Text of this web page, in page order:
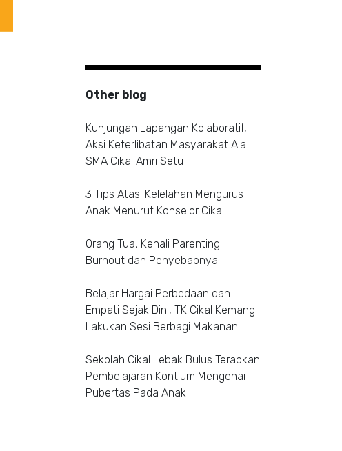
Other blog
Kunjungan Lapangan Kolaboratif,
Aksi Keterlibatan Masyarakat Ala
SMA Cikal Amri Setu
3 Tips Atasi Kelelahan Mengurus
Anak Menurut Konselor Cikal
Orang Tua, Kenali Parenting
Burnout dan Penyebabnya!
Belajar Hargai Perbedaan dan
Empati Sejak Dini, TK Cikal Kemang
Lakukan Sesi Berbagi Makanan
Sekolah Cikal Lebak Bulus Terapkan
Pembelajaran Kontium Mengenai
Pubertas Pada Anak